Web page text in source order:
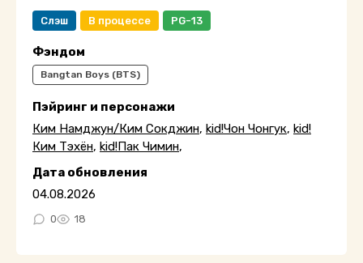
Слэш В процессе PG-13
Фэндом
Bangtan Boys (BTS)
Пэйринг и персонажи
Ким Намджун/Ким Сокджин, kid!Чон Чонгук, kid!
Ким Тэхён, kid!Пак Чимин,
Дата обновления
04.08.2026
0 18